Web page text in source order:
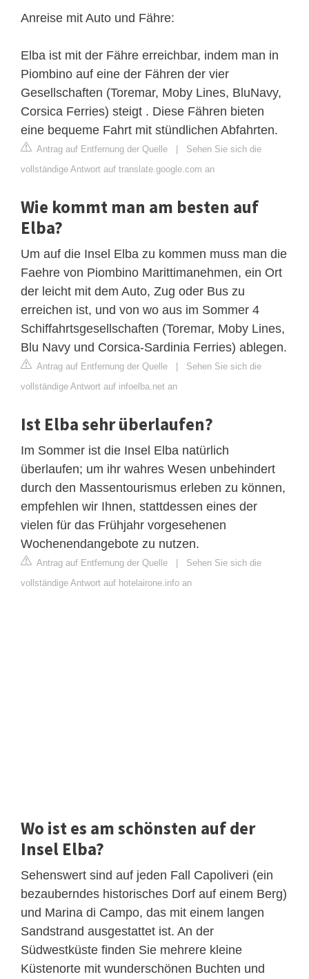
Anreise mit Auto und Fähre:
Elba ist mit der Fähre erreichbar, indem man in
Piombino auf eine der Fähren der vier
Gesellschaften (Toremar, Moby Lines, BluNavy,
Corsica Ferries) steigt . Diese Fähren bieten
eine bequeme Fahrt mit stündlichen Abfahrten.
Antrag auf Entfernung der Quelle | Sehen Sie sich die
vollständige Antwort auf translate.google.com an
Wie kommt man am besten auf
Elba?
Um auf die Insel Elba zu kommen muss man die
Faehre von Piombino Marittimanehmen, ein Ort
der leicht mit dem Auto, Zug oder Bus zu
erreichen ist, und von wo aus im Sommer 4
Schiffahrtsgesellschaften (Toremar, Moby Lines,
Blu Navy und Corsica-Sardinia Ferries) ablegen.
Antrag auf Entfernung der Quelle | Sehen Sie sich die
vollständige Antwort auf infoelba.net an
Ist Elba sehr überlaufen?
Im Sommer ist die Insel Elba natürlich
überlaufen; um ihr wahres Wesen unbehindert
durch den Massentourismus erleben zu können,
empfehlen wir Ihnen, stattdessen eines der
vielen für das Frühjahr vorgesehenen
Wochenendangebote zu nutzen.
Antrag auf Entfernung der Quelle | Sehen Sie sich die
vollständige Antwort auf hotelairone.info an
Wo ist es am schönsten auf der
Insel Elba?
Sehenswert sind auf jeden Fall Capoliveri (ein
bezauberndes historisches Dorf auf einem Berg)
und Marina di Campo, das mit einem langen
Sandstrand ausgestattet ist. An der
Südwestküste finden Sie mehrere kleine
Küstenorte mit wunderschönen Buchten und